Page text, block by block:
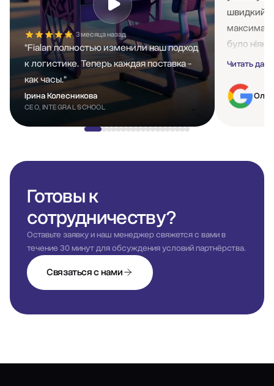
3 месяца назад
"Fialan полностью изменили наш подход
к логистике. Теперь каждая поставка -
как часы."
Ірина Колесникова
CEO, INTEGRAL SCHOOL
швидкий
було
не
роботу це
сторону!
бізнес,
вебінари.
Читать
Готовы к
сотрудничеству?
Оставьте заявку и наш менеджер свяжется с вами в
течение 30 минут для обсуждения условий партнёрства.
Связаться с нами